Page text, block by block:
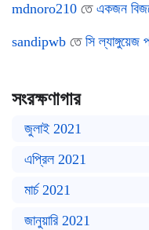
mdnoro210 তে একজন
sandipwb তে সি ল্যাঙ্গুয়েজ
সংরক্ষণাগার
জুলাই 2021
এপ্রিল 2021
মার্চ 2021
জানুয়ারি 2021